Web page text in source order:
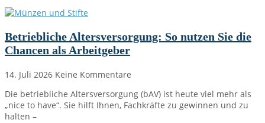
Betriebliche Altersversorgung: So nutzen Sie die
Chancen als Arbeitgeber
14. Juli 2026 Keine Kommentare
Die betriebliche Altersversorgung (bAV) ist heute viel mehr als
„nice to have“. Sie hilft Ihnen, Fachkräfte zu gewinnen und zu
halten –